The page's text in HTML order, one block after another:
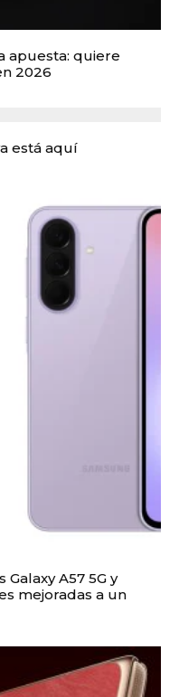
apuesta: quiere
2026
está aquí
A57 5G y
mejoradas a un